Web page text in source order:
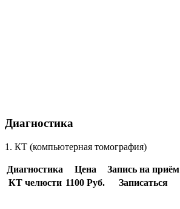
Диагностика
1. КТ (компьютерная томография)
Диагностика Цена
Запись на приём
КТ челюсти 1100 Руб. Записаться